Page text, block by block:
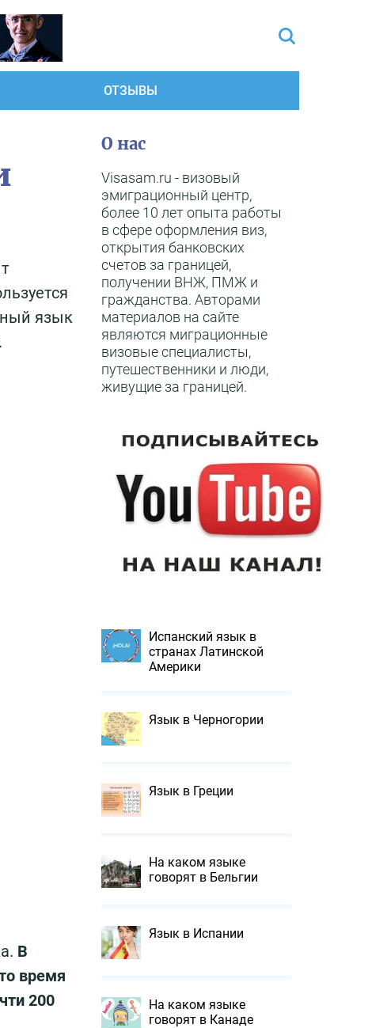
ОТЗЫВЫ
язык
В
время
200
О нас
Visasam.ru - визовый
эмиграционный центр,
более 10 лет опыта работы
в сфере оформления виз,
открытия банковских
счетов за границей,
получении ВНЖ, ПМЖ и
гражданства. Авторами
материалов на сайте
являются миграционные
визовые специалисты,
путешественники и люди,
живущие за границей.
Испанский язык в
странах Латинской
Америки
Язык в Черногории
Язык в Греции
На каком языке
говорят в Бельгии
Язык в Испании
На каком языке
говорят в Канаде